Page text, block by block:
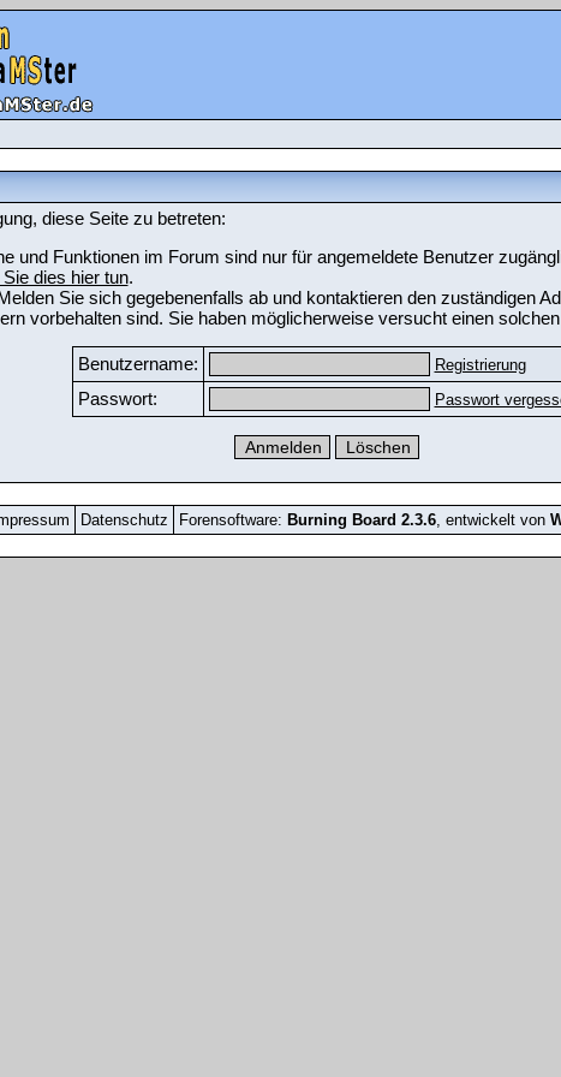
diese Seite zu betreten:
und Funktionen im Forum sind nur für angemeldete Benutzer
dies hier tun.
Sie sich gegebenenfalls ab und kontaktieren den zuständigen
vorbehalten sind. Sie haben möglicherweise versucht einen
Benutzername: Registrierung
Passwort: Passwort
Datenschutz Forensoftware: Burning Board 2.3.6, entwickelt von